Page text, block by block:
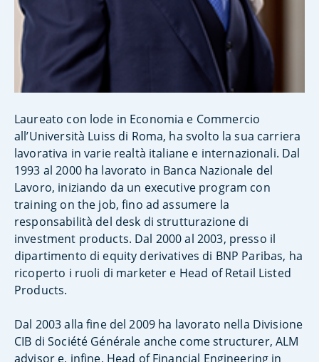
Laureato con lode in Economia e Commercio
all’Università Luiss di Roma, ha svolto la sua carriera
lavorativa in varie realtà italiane e internazionali. Dal
1993 al 2000 ha lavorato in Banca Nazionale del
Lavoro, iniziando da un executive program con
training on the job, fino ad assumere la
responsabilità del desk di strutturazione di
investment products. Dal 2000 al 2003, presso il
dipartimento di equity derivatives di BNP Paribas, ha
ricoperto i ruoli di marketer e Head of Retail Listed
Products.
Dal 2003 alla fine del 2009 ha lavorato nella Divisione
CIB di Société Générale anche come structurer, ALM
advisor e, infine, Head of Financial Engineering in